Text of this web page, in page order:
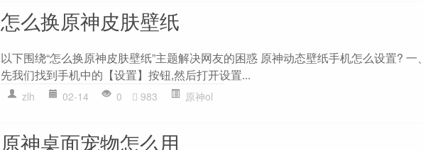
怎么换原神皮肤壁纸
以下围绕“怎么换原神皮肤壁纸”主题解决网友的困惑 原神动态壁纸手机怎么设置? 一
先我们找到手机中的【设置】按钮,然后打开设置...
zlh 02-14 0 983 原神ol
原神桌面宠物怎么用